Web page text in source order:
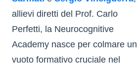
allievi diretti del Prof. Carlo
Perfetti, la Neurocognitive
Academy nasce per colmare un
vuoto formativo cruciale nel